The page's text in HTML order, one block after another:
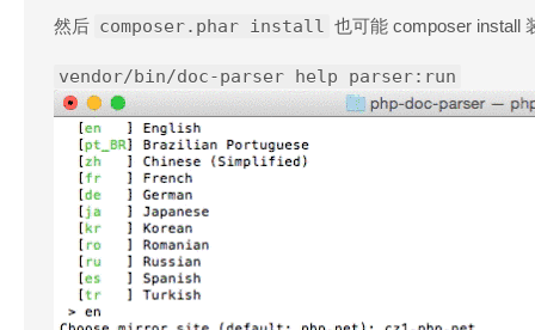
然后 composer.phar install 也可能 composer install
vendor/bin/doc-parser help parser:run